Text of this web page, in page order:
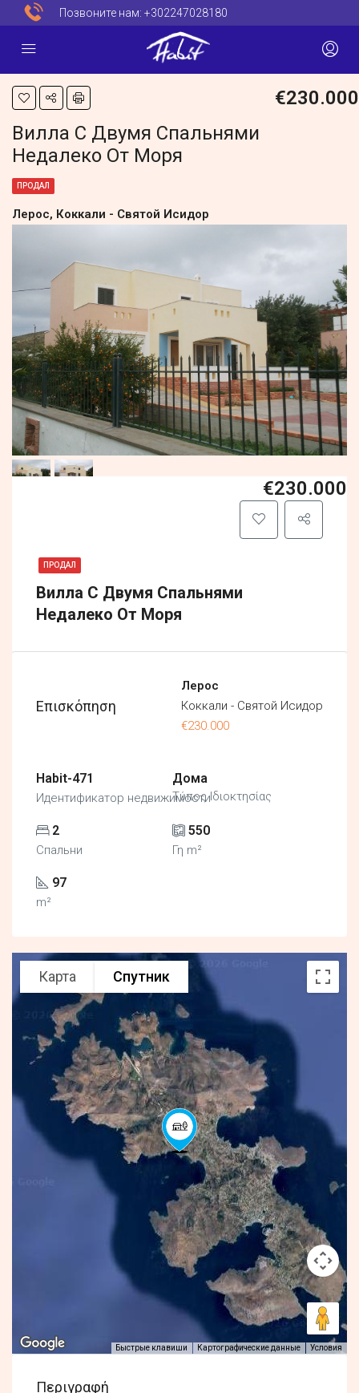
Позвоните нам: +302247028180
€230.000
Вилла С Двумя Спальнями
Недалеко От Моря
ПРОДАЛ
Лерос, Коккали - Святой Исидор
ПРОДАЛ
Вилла С Двумя Спальнями
Недалеко От Моря
€230.000
Επισκόπηση
Лерос
Коккали - Святой Исидор
€230.000
Habit-471
Идентификатор недвижимости
Дома
Τύπος Ιδιοκτησίας
2
Спальни
550
Γη m²
97
m²
Карта Спутник
Быстрые клавиши Картографические данные Условия
Περιγραφή